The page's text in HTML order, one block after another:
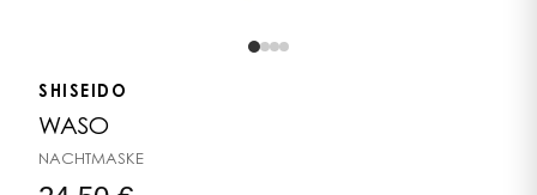
SHISEIDO
WASO
NACHTMASKE